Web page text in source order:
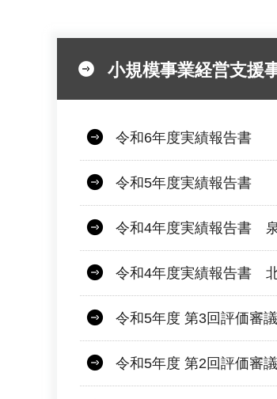
小規模事業経営支援
令和6年度実績報告書
令和5年度実績報告書
令和4年度実績報告書
令和4年度実績報告書
令和5年度 第3回評価審
令和5年度 第2回評価審